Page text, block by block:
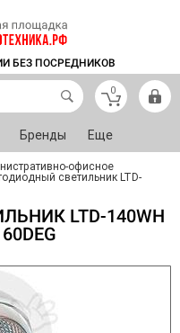
БЕЗ ПОСРЕДНИКОВ
0
Бренды Еще
офисное
светильник LTD-
LTD-140WH